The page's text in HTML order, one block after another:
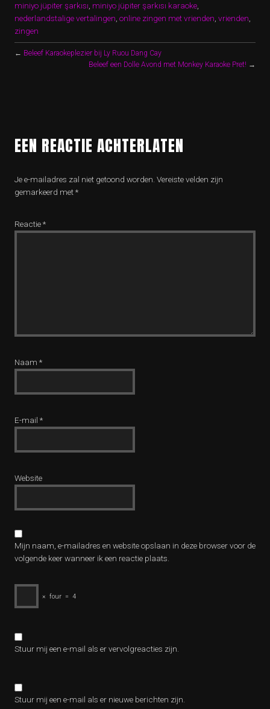
miniyo jüpiter şarkısı miniyo jüpiter şarkısı karaoke
nederlandstalige vertalingen online zingen met vrienden vrienden
zingen
← Beleef Karaokeplezier bij Ly Ruou Dang Cay
Beleef een Dolle Avond met Monkey Karaoke Pret! →
EEN REACTIE ACHTERLATEN
Je e-mailadres zal niet getoond worden. Vereiste velden zijn
gemarkeerd met*
Reactie*
Naam *
E-mail *
Website
Mijn naam, e-mailadres en website opslaan in deze browser voor de
volgende keer wanneer ik een reactie plaats.
× four = 4
Stuur mij een e-mail als er vervolgreacties zijn.
Stuur mij een e-mail als er nieuwe berichten zijn.